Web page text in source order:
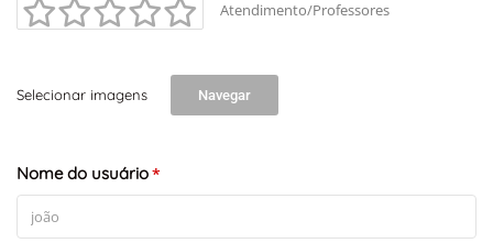
Atendimento/Professores
Selecionar imagens Navegar
Nome do usuário*